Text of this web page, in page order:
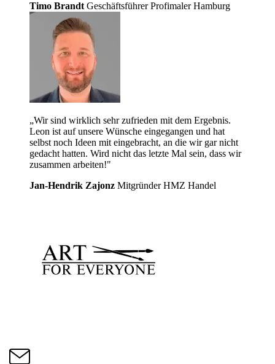
Timo Brandt Geschäftsführer Profimaler Hamburg
„Wir sind wirklich sehr zufrieden mit dem Ergebnis.
Leon ist auf unsere Wünsche eingegangen und hat
selbst noch Ideen mit eingebracht, an die wir gar nicht
gedacht hatten. Wird nicht das letzte Mal sein, dass wir
zusammen arbeiten!"
Jan-Hendrik Zajonz Mitgründer HMZ Handel